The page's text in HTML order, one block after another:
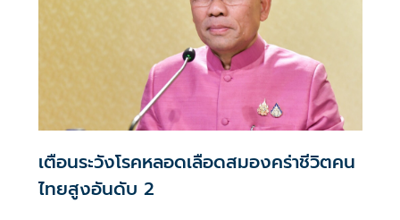
เตือนระวังโรคหลอดเลือดสมองคร่าชีวิตคน
ไทยสูงอันดับ 2